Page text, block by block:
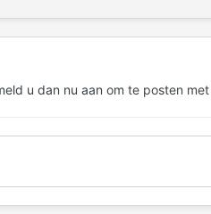
u dan nu aan om te posten